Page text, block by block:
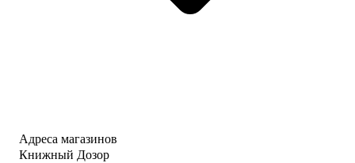
Адреса магазинов
Книжный Дозор